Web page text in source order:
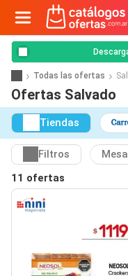
Todas las ofertas
Ofertas Salvado
Tiendas
Filtros Mesa
11 ofertas